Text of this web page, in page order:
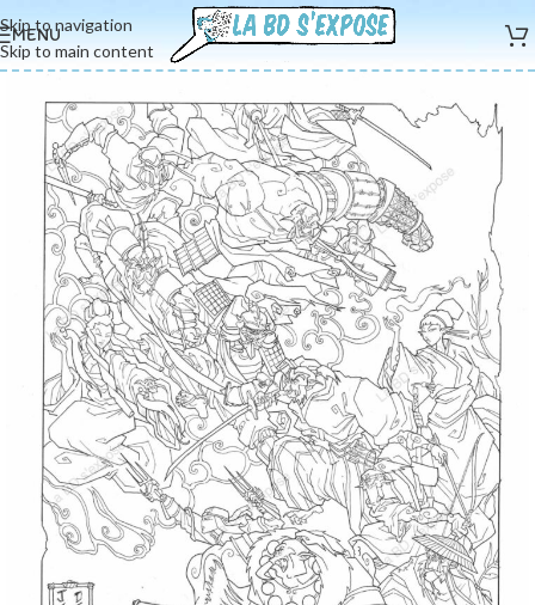
Skip to navigation
Skip to main content
MENU